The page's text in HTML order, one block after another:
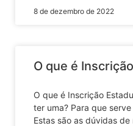
8 de dezembro de 2022
O que é
O que é Inscrição
ter uma? Para que
Estas são as dúvidas